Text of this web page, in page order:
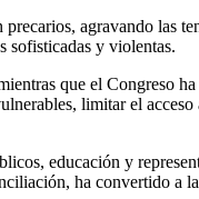
agravando las
sofisticadas y violentas.
que el Congreso
limitar el acceso
educación y
ha convertido a